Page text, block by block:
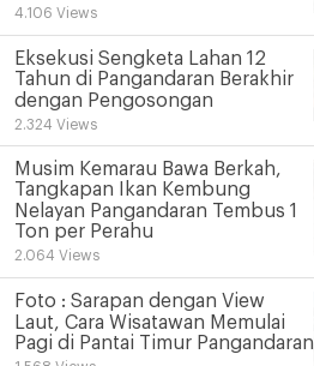
4.106 Views
Eksekusi Sengketa Lahan 12
Tahun di Pangandaran Berakhir
dengan Pengosongan
2.324 Views
Musim Kemarau Bawa Berkah,
Tangkapan Ikan Kembung
Nelayan Pangandaran Tembus 1
Ton per Perahu
2.064 Views
Foto : Sarapan dengan View
Laut, Cara Wisatawan Memulai
Pagi di Pantai Timur Pangandaran